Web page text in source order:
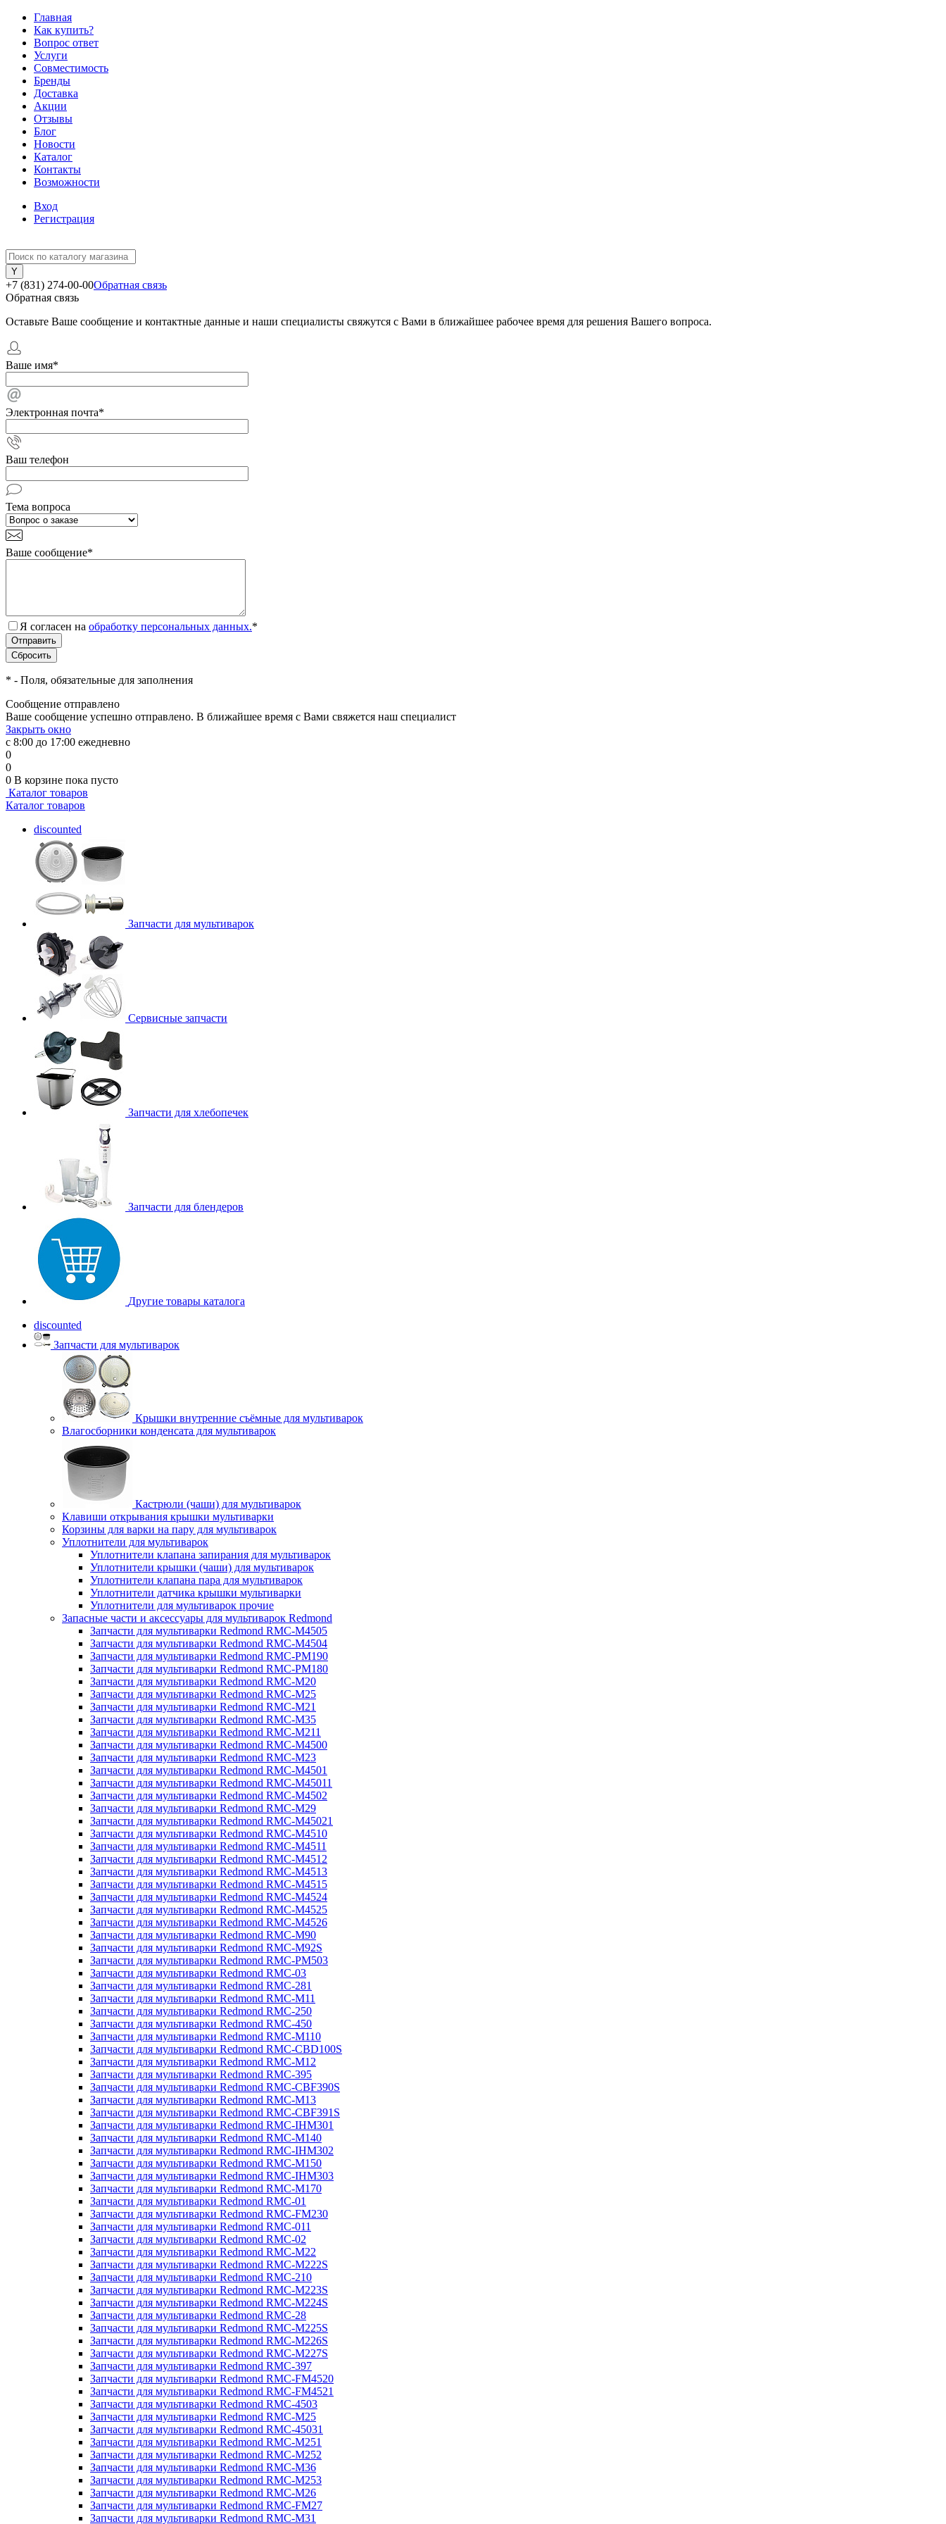
Главная
Как купить?
Вопрос ответ
Услуги
Совместимость
Бренды
Доставка
Акции
Отзывы
Блог
Новости
Каталог
Контакты
Возможности
Вход
Регистрация
+7 (831) 274-00-00Обратная связь
Обратная связь
Оставьте Ваше сообщение и контактные данные и наши специалисты свяжутся с Вами в ближайшее рабочее время для решения Вашего вопроса.
Ваше имя*
Электронная почта*
Ваш телефон
Тема вопроса
Ваше сообщение*
Я согласен на обработку персональных данных.*
* - Поля, обязательные для заполнения
Сообщение отправлено
Ваше сообщение успешно отправлено. В ближайшее время с Вами свяжется наш специалист
Закрыть окно
с 8:00 до 17:00 ежедневно
0
0
0 В корзине пока пусто
Каталог товаров
Каталог товаров
discounted
Запчасти для мультиварок
Сервисные запчасти
Запчасти для хлебопечек
Запчасти для блендеров
Другие товары каталога
discounted
Запчасти для мультиварок
Крышки внутренние съёмные для мультиварок
Влагосборники конденсата для мультиварок
Кастрюли (чаши) для мультиварок
Клавиши открывания крышки мультиварки
Корзины для варки на пару для мультиварок
Уплотнители для мультиварок
Уплотнители клапана запирания для мультиварок
Уплотнители крышки (чаши) для мультиварок
Уплотнители клапана пара для мультиварок
Уплотнители датчика крышки мультиварки
Уплотнители для мультиварок прочие
Запасные части и аксессуары для мультиварок Redmond
Запчасти для мультиварки Redmond RMC-M4505
Запчасти для мультиварки Redmond RMC-M4504
Запчасти для мультиварки Redmond RMC-PM190
Запчасти для мультиварки Redmond RMC-PM180
Запчасти для мультиварки Redmond RMC-M20
Запчасти для мультиварки Redmond RMC-M25
Запчасти для мультиварки Redmond RMC-M21
Запчасти для мультиварки Redmond RMC-M35
Запчасти для мультиварки Redmond RMC-M211
Запчасти для мультиварки Redmond RMC-M4500
Запчасти для мультиварки Redmond RMC-M23
Запчасти для мультиварки Redmond RMC-M4501
Запчасти для мультиварки Redmond RMC-M45011
Запчасти для мультиварки Redmond RMC-M4502
Запчасти для мультиварки Redmond RMC-M29
Запчасти для мультиварки Redmond RMC-M45021
Запчасти для мультиварки Redmond RMC-M4510
Запчасти для мультиварки Redmond RMC-M4511
Запчасти для мультиварки Redmond RMC-M4512
Запчасти для мультиварки Redmond RMC-M4513
Запчасти для мультиварки Redmond RMC-M4515
Запчасти для мультиварки Redmond RMC-M4524
Запчасти для мультиварки Redmond RMC-M4525
Запчасти для мультиварки Redmond RMC-M4526
Запчасти для мультиварки Redmond RMC-M90
Запчасти для мультиварки Redmond RMC-M92S
Запчасти для мультиварки Redmond RMC-PM503
Запчасти для мультиварки Redmond RMC-03
Запчасти для мультиварки Redmond RMC-281
Запчасти для мультиварки Redmond RMC-M11
Запчасти для мультиварки Redmond RMC-250
Запчасти для мультиварки Redmond RMC-450
Запчасти для мультиварки Redmond RMC-M110
Запчасти для мультиварки Redmond RMC-CBD100S
Запчасти для мультиварки Redmond RMC-M12
Запчасти для мультиварки Redmond RMC-395
Запчасти для мультиварки Redmond RMC-CBF390S
Запчасти для мультиварки Redmond RMC-M13
Запчасти для мультиварки Redmond RMC-CBF391S
Запчасти для мультиварки Redmond RMC-IHM301
Запчасти для мультиварки Redmond RMC-M140
Запчасти для мультиварки Redmond RMC-IHM302
Запчасти для мультиварки Redmond RMC-M150
Запчасти для мультиварки Redmond RMC-IHM303
Запчасти для мультиварки Redmond RMC-M170
Запчасти для мультиварки Redmond RMC-01
Запчасти для мультиварки Redmond RMC-FM230
Запчасти для мультиварки Redmond RMC-011
Запчасти для мультиварки Redmond RMC-02
Запчасти для мультиварки Redmond RMC-M22
Запчасти для мультиварки Redmond RMC-M222S
Запчасти для мультиварки Redmond RMC-210
Запчасти для мультиварки Redmond RMC-M223S
Запчасти для мультиварки Redmond RMC-M224S
Запчасти для мультиварки Redmond RMC-28
Запчасти для мультиварки Redmond RMC-M225S
Запчасти для мультиварки Redmond RMC-M226S
Запчасти для мультиварки Redmond RMC-M227S
Запчасти для мультиварки Redmond RMC-397
Запчасти для мультиварки Redmond RMC-FM4520
Запчасти для мультиварки Redmond RMC-FM4521
Запчасти для мультиварки Redmond RMC-4503
Запчасти для мультиварки Redmond RMC-M25
Запчасти для мультиварки Redmond RMC-45031
Запчасти для мультиварки Redmond RMC-M251
Запчасти для мультиварки Redmond RMC-M252
Запчасти для мультиварки Redmond RMC-M36
Запчасти для мультиварки Redmond RMC-M253
Запчасти для мультиварки Redmond RMC-M26
Запчасти для мультиварки Redmond RMC-FM27
Запчасти для мультиварки Redmond RMC-M31